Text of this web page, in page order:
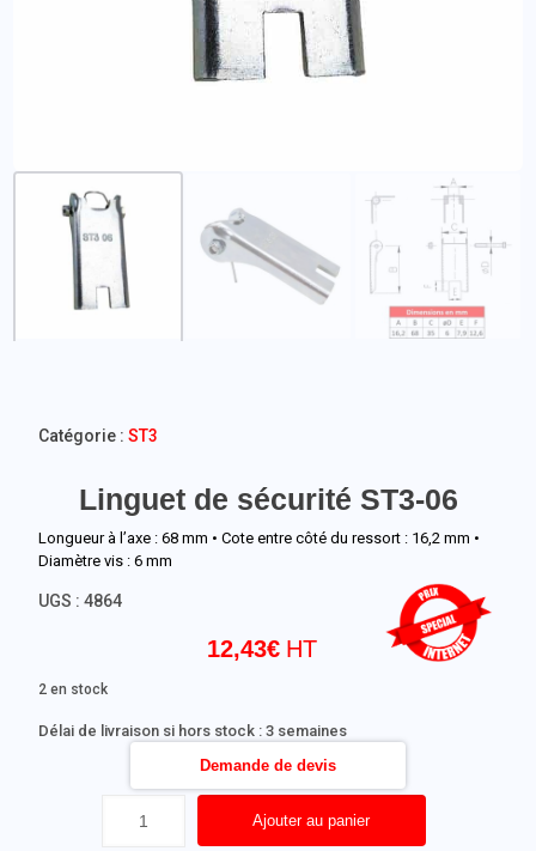
Linguet de sécurité ST3-06
12,43€
Délai de livraison si hors stock : 3 semaines
Longueur à l’axe : 68 mm • Cote entre côté du ressort : 16,2 mm •
Diamètre vis : 6 mm
2 en stock
Ajouter au panier
Demande de devis
UGS :4864
Catégorie :ST3